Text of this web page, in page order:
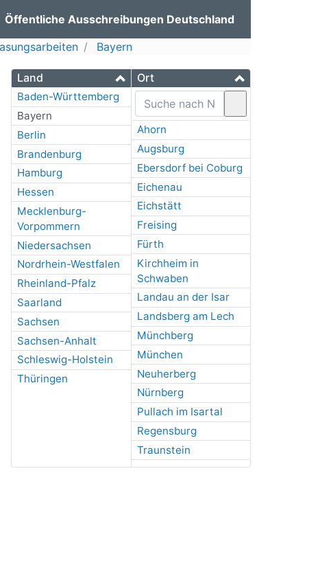
Öffentliche Ausschreibungen Deutschland
Bayern
Land
Baden-Württemberg
Bayern
Berlin
Brandenburg
Hamburg
Hessen
Mecklenburg-
Vorpommern
Niedersachsen
Nordrhein-Westfalen
Rheinland-Pfalz
Saarland
Sachsen
Sachsen-Anhalt
Schleswig-Holstein
Thüringen
Ort
Ahorn
Augsburg
Ebersdorf bei Coburg
Eichenau
Eichstätt
Freising
Fürth
Kirchheim in
Schwaben
Landau an der Isar
Landsberg am Lech
Münchberg
München
Neuherberg
Nürnberg
Pullach im Isartal
Regensburg
Traunstein